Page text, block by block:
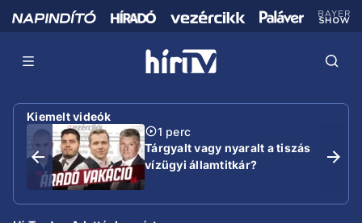
Kiemelt videók
1 perc
Tárgyalt vagy nyaralt a tiszás
vízügyi államtitkár?